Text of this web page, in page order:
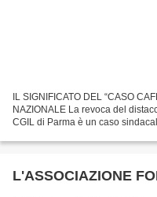
IL SIGNIFICATO DEL “CASO
NAZIONALE La revoca del
CGIL di Parma è un caso
L'ASSOCIAZIONE